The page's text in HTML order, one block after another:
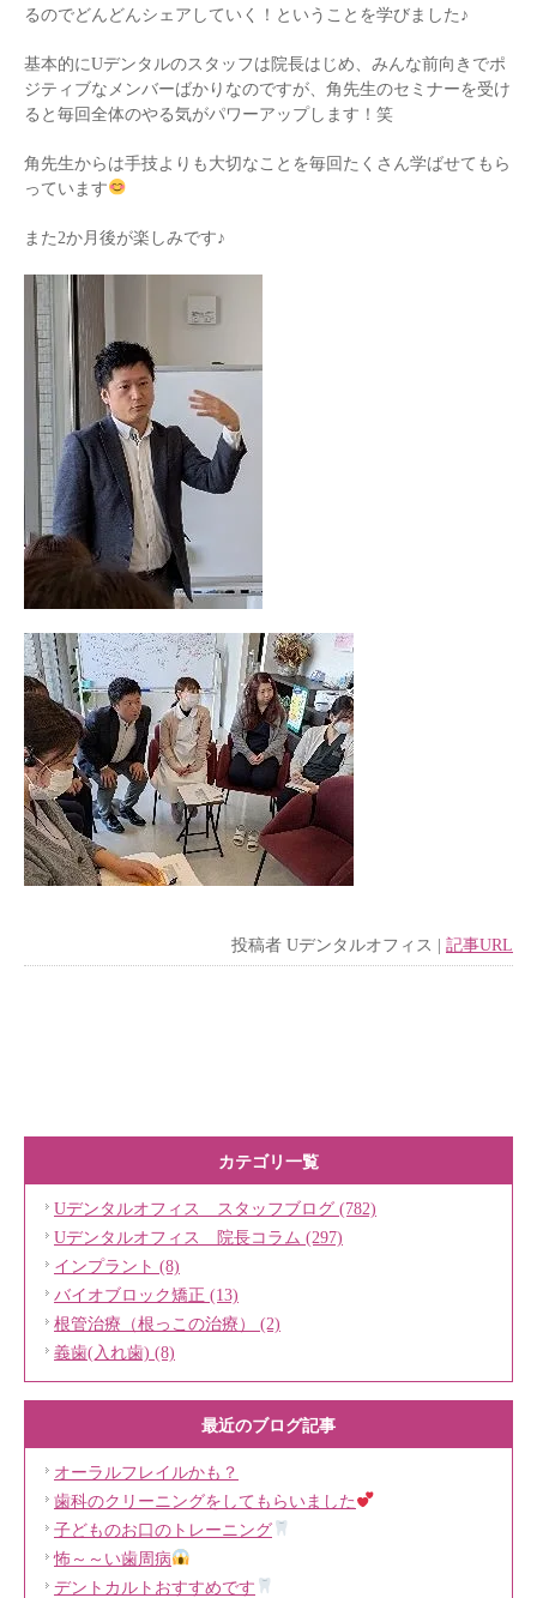
るのでどんどんシェアしていく！ということを学びました♪
基本的にUデンタルのスタッフは院長はじめ、みんな前向きでポ
ジティブなメンバーばかりなのですが、角先生のセミナーを受け
ると毎回全体のやる気がパワーアップします！笑
角先生からは手技よりも大切なことを毎回たくさん学ばせてもら
っています
また2か月後が楽しみです♪
投稿者 Uデンタルオフィス | 記事URL
カテゴリ一覧
Uデンタルオフィス スタッフブログ (782)
Uデンタルオフィス 院長コラム (297)
インプラント (8)
バイオブロック矯正 (13)
根管治療（根っこの治療） (2)
義歯(入れ歯) (8)
最近のブログ記事
オーラルフレイルかも？
歯科のクリーニングをしてもらいました
子どものお口のトレーニング
怖～～い歯周病
デントカルトおすすめです